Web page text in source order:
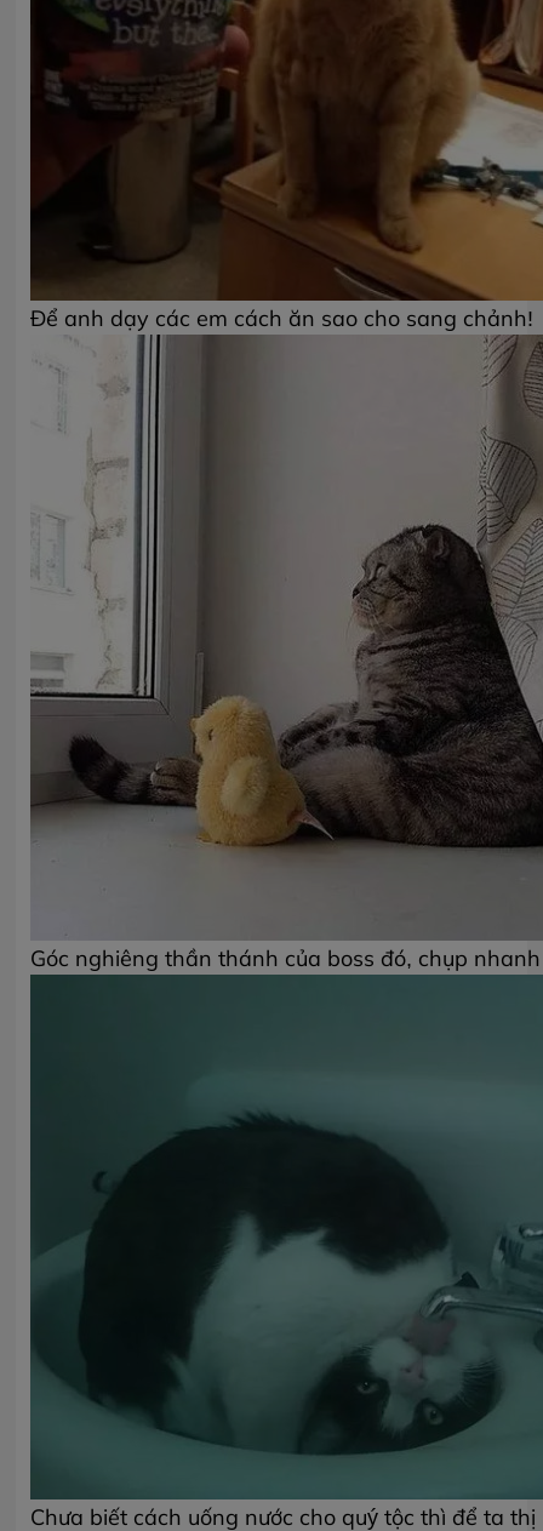
Để anh dạy các em cách ăn sao cho sang chảnh!
Góc nghiêng thần thánh của boss đó, chụp
Chưa biết cách uống nước cho quý tộc thì để ta